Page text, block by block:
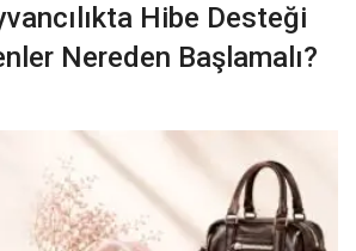
Hibe Desteği
Nereden Başlamalı?